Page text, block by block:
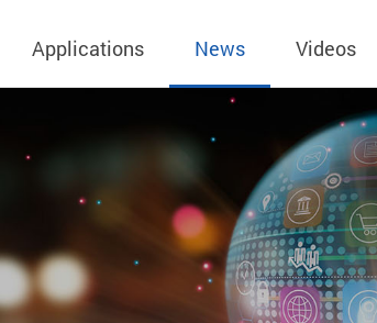
Module
Module
LED Driver
Meter
POE
AC-DC
Low
Applications News Videos
Operating Income
Financial Reports
Investor Conference
Shareholders' Meeting
Stock